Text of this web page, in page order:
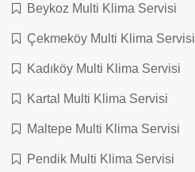
Beykoz Multi Klima Servisi
Çekmeköy Multi Klima Servisi
Kadıköy Multi Klima Servisi
Kartal Multi Klima Servisi
Maltepe Multi Klima Servisi
Pendik Multi Klima Servisi